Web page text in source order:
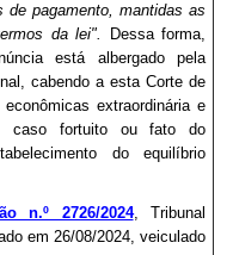
de pagamento, mantidas as
da lei".
Dessa forma,
está albergado pela
cabendo a esta Corte de
extraordinária e
caso fortuito ou fato do
do equilíbrio
n.º 2726/2024, Tribunal
em 26/08/2024, veiculado